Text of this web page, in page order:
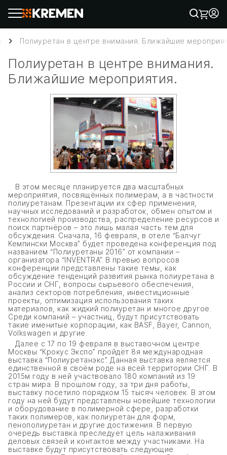
Полиуретан в центре внимания. Ближайшие
Полиуретан в центре внимания.
Ближайшие мероприятия.
В этом месяце планируется два масштабных
мероприятия, посвящённых полимерам, а в частности
полиуретанам. Презентации их сфер применения,
научных исследований и разработок, обмен опытом и
технологией производства, распределение ресурсов и
поиск партнёров – это лишь малая часть тем для
обсуждения. Сначала, 16 февраля, в отеле “Балчуг
Кемпински Москва” будет проведена конференция под
названием “Полиуретаны 2016” от компании –
организатора “INVENTRA”. В превью вопросов
конференции представлены такие темы, как
обсуждение тенденций развития рынка полиуретана в
России и СНГ, вопросы сырьевого обеспечения,
анализ секторов потребления, инвестиционные
проекты, оптимизация использования таких
материалов, как жидкий полиуретан и многое другое.
Среди компаний – участниц, будут присутствовать
такие именитые корпорации, как BASF, Bayer, Cannon,
Volkswagen и другие.
Далее с 17 по 19 февраля в выставочном центре
Москвы “Крокус Экспо” пройдёт 8я международная
выставка “Полиуретанэкс”. Данная выставка является
единственной в своём роде на всей территории СНГ. В
2015м году в ней участвовало 180 компаний из 19
стран мира. В прошлом году, за три дня работы,
выставку посетило порядком 15 тысяч человек. В этом
году на ней будут представлены новейшие технологии
и оборудование в полимерной сфере, разработки
таких полимеров, как полиуретан для форм,
пенополиуретан и другие достижения. В первую
очередь выставка преследует цель налаживания
деловых связей и контактов между участниками. На
выставке будут присутствовать следующие